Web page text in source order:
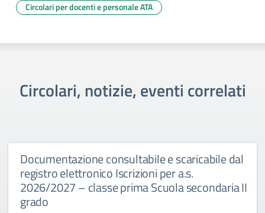
Circolari per docenti e personale ATA
Circolari, notizie, eventi correlati
Documentazione consultabile e scaricabile dal
registro elettronico Iscrizioni per a.s.
2026/2027 – classe prima Scuola secondaria II
grado